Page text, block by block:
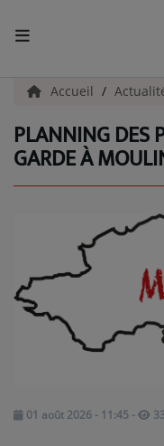
ACCUEIL
Actualités
INFOS - ALLIER
AGENDA CULTUREL -
INFOS POP ROCK
La Radio
EMISSIONS
Accueil
PLANNING DES
GARDE À
01 août 2026 - 11:45 -